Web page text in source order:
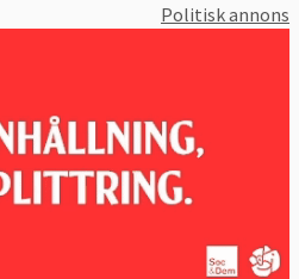
Politisk annons